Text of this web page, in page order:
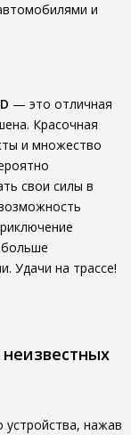
и
— это отличная
Красочная
и множество
свои силы в
Удачи на трассе!
устройства, нажав